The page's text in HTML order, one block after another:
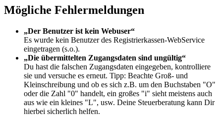
Mögliche Fehlermeldungen
„Der Benutzer ist kein Webuser“
Es wurde kein Benutzer des Registrierkassen-WebService
eingetragen (s.o.).
„Die übermittelten Zugangsdaten sind ungültig“
Du hast die falschen Zugangsdaten eingegeben, kontrolliere
sie und versuche es erneut. Tipp: Beachte Groß- und
Kleinschreibung und ob es sich z.B. um den Buchstaben "O"
oder die Zahl "0" handelt, ein großes "i" sieht meistens auch
aus wie ein kleines "L", usw. Deine Steuerberatung kann Dir
hierbei sicherlich helfen.